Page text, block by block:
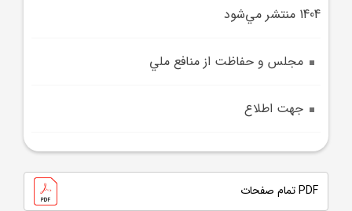
1404 منتشر مي‌شود
مجلس و حفاظت از منافع ملي
جهت اطلاع
PDF تمام صفحات